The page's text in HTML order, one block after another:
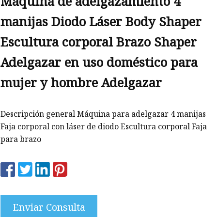
manijas Diodo Láser Body Shaper
Escultura corporal Brazo Shaper
Adelgazar en uso doméstico para
mujer y hombre Adelgazar
Descripción general Máquina para adelgazar 4 manijas
Faja corporal con láser de diodo Escultura corporal Faja
para brazo
Enviar Consulta